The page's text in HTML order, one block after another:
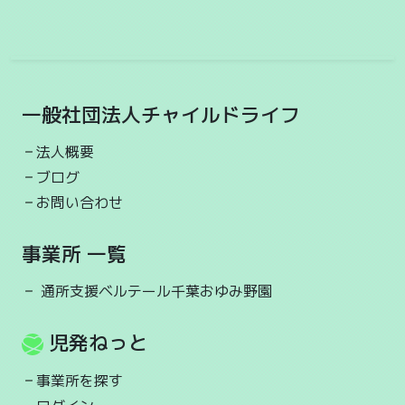
通所支援ベルテール千葉おゆみ野園
今日の活動(^^♪
工作,作業,療育
こんにちは通所支援ベルテール千葉おゆみ野園です。
今日は突然かえるの折紙にはまったお友だち(^^♪
黙々...
マロンドトラック
工作
工作,レクリエーション,療育
今日はお友だちが作ったマロンドトラックのご紹介で
一般社団法人チャイルドライフ
法人概要
ブログ
お問い合わせ
事業所 一覧
通所支援ベルテール千葉おゆみ野園
児発ねっと
事業所を探す